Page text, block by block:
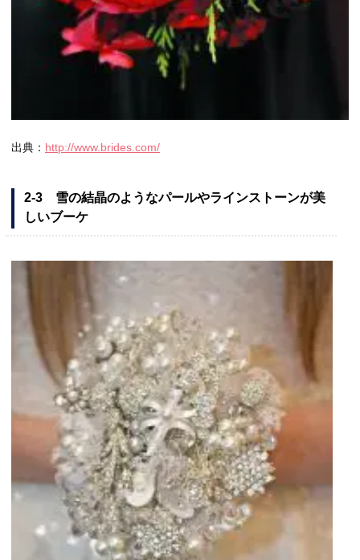
出典： http://www.brides.com/
2-3 雪の結晶のようなパールやラインストーンが美
しいブーケ